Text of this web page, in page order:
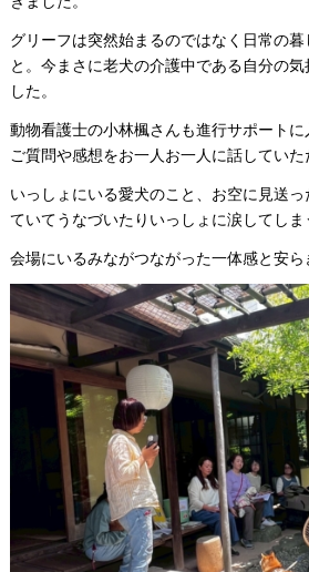
グリーフは突然始まるのではなく日常の暮
と。今まさに老犬の介護中である自分の
した。
動物看護士の小林楓さんも進行サポート
ご質問や感想をお一人お一人に話していた
いっしょにいる愛犬のこと、お空に見送
ていてうなづいたりいっしょに涙してしま
会場にいるみながつながった一体感と安ら